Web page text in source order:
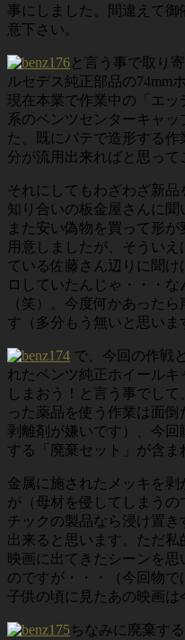
事にしました。間違えて
意下さい。
と言う事で取り
ルセデス純正部品の74mm
現在本業で作業中の「エッ
系のベンツセンターキャ
た。既にパテで造形する
分が流用出来ればと思って
それにしてもわざわざ新品
知り合いの板金屋さんに聞
また安い偽物を買って形
用意しましたが、そういえ
ている佐藤さん辺りに聞
ロしていたんじゃ・・・
（笑）。今度何かあった
す（多分もう無いと思いま
で、今回の作戦
れたベンツ純正ホイール
しまおう！と言う事でし
った薬品を使う作業は面
剥離剤が嫌いです）、今
する「廃棄セット」が含ま
金属に施されたメッキを剥
が（母材を侵してしまう
チックの製品なら浸け置
出来ると思います。ただ
映画に出てきたシーンを
のですが・・・（今回物
子供の頃に見たあの映画
ちなみに廃棄す